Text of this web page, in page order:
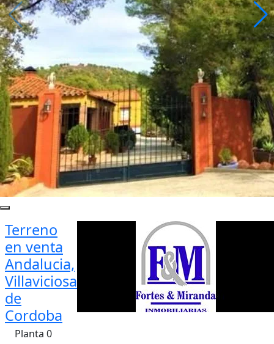
Terreno
en venta
Andalucia,
Villaviciosa
de
Cordoba
Planta 0